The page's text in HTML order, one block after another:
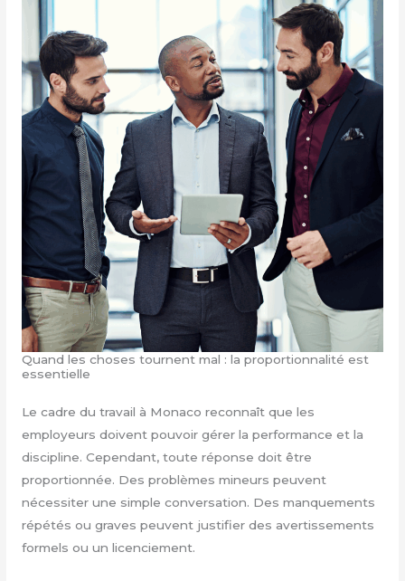
Quand les choses tournent mal : la proportionnalité est
essentielle
Le cadre du travail à Monaco reconnaît que les
employeurs doivent pouvoir gérer la performance et la
discipline. Cependant, toute réponse doit être
proportionnée. Des problèmes mineurs peuvent
nécessiter une simple conversation. Des manquements
répétés ou graves peuvent justifier des avertissements
formels ou un licenciement.